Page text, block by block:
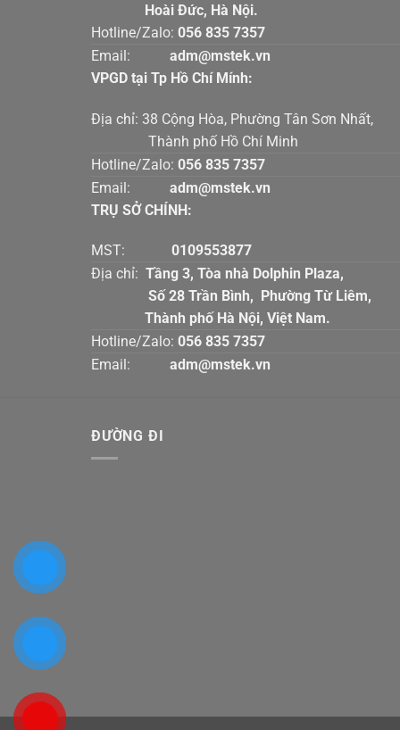
Hoài Đức, Hà Nội.
Hotline/Zalo: 056 835 7357
Email:
adm@mstek.vn
VPGD tại Tp Hồ Chí Mính:
Địa chỉ: 38 Cộng Hòa, Phường Tân Sơn
Thành phố Hồ Chí Minh
Hotline/Zalo: 056 835 7357
Email:
adm@mstek.vn
TRỤ SỞ CHÍNH:
MST: 0109553877
Địa chỉ: Tầng 3, Tòa nhà Dolphin
Số 28 Trần Bình, Phường Từ
Thành phố Hà Nội, Việt Nam.
Hotline/Zalo: 056 835 7357
Email:
adm@mstek.vn
ĐƯỜNG ĐI